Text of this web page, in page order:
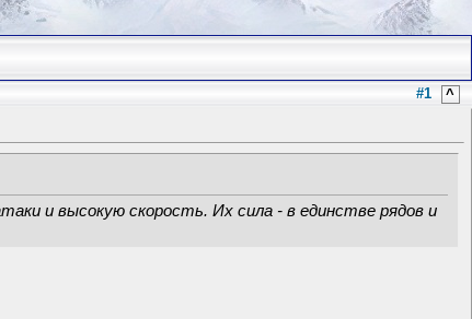
#1 ^
и высокую скорость. Их сила - в единстве рядов и